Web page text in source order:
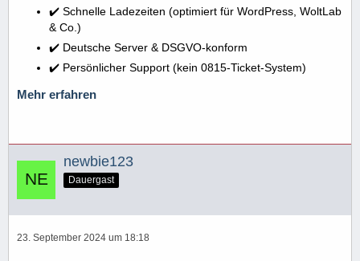
✔️ Schnelle Ladezeiten (optimiert für WordPress, WoltLab
& Co.)
✔️ Deutsche Server & DSGVO-konform
✔️ Persönlicher Support (kein 0815-Ticket-System)
Mehr erfahren
newbie123
Dauergast
23. September 2024 um 18:18